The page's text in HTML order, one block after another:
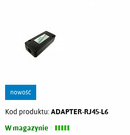
nowość
Kod produktu: ADAPTER-RJ45-L6
W magazynie